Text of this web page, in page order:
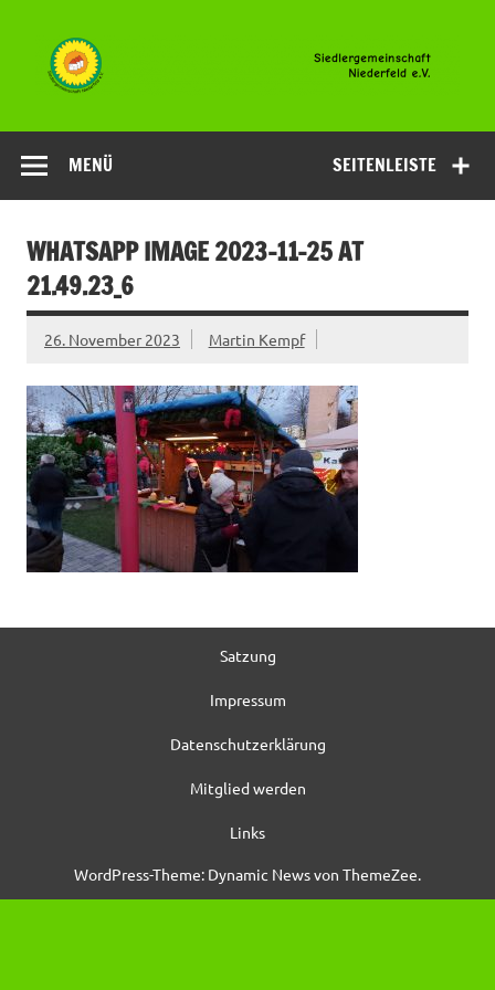
springen
Niederfeld
SEITENLEISTE
MENÜ
WHATSAPP IMAGE 2023-11-25 AT
21.49.23_6
26. November 2023 Martin Kempf
Satzung
Impressum
Datenschutzerklärung
Mitglied werden
Links
WordPress-Theme: Dynamic News von ThemeZee.